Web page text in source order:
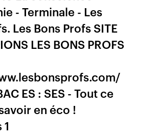
- Terminale - Les
Les Bons Profs SITE
LES BONS PROFS
ES : SES - Tout ce
en éco !